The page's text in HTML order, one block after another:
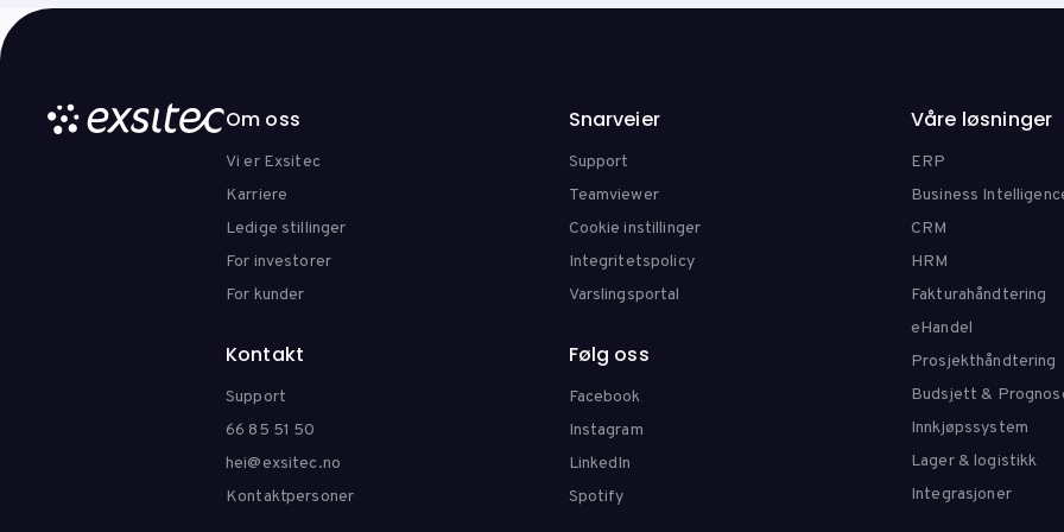
Om oss
Vi er Exsitec
Karriere
Ledige stillinger
For investorer
For kunder
Snarveier
Support
Teamviewer
Cookie instillinger
Integritetspolicy
Varslingsportal
Kontakt
Support
66 85 51 50
hei@exsitec.no
Kontaktpersoner
Følg oss
Facebook
Instagram
LinkedIn
Spotify
Våre løsninger
ERP
Business
CRM
HRM
Fakturahåndtering
eHandel
Prosjekthåndtering
Budsjett &
Innkjøpssystem
Lager & logistikk
Integrasjoner